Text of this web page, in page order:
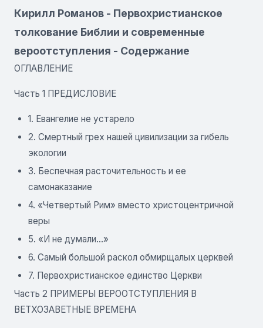
Кирилл Романов - Первохристианское
толкование Библии и современные
вероотступления - Содержание
ОГЛАВЛЕНИЕ
Часть 1 ПРЕДИСЛОВИЕ
1. Евангелие не устарело
2. Смертный грех нашей цивилизации за гибель
экологии
3. Беспечная расточительность и ее
самонаказание
4. «Четвертый Рим» вместо христоцентричной
веры
5. «И не думали...»
6. Самый большой раскол обмирщалых церквей
7. Первохристианское единство Церкви
Часть 2 ПРИМЕРЫ ВЕРООТСТУПЛЕНИЯ В
ВЕТХОЗАВЕТНЫЕ ВРЕМЕНА